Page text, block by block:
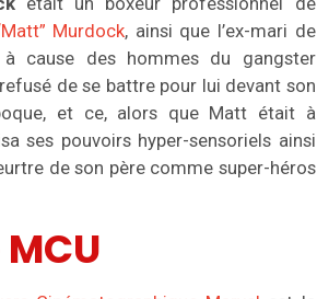
Murdock, ainsi que l’ex-mari de
cause des hommes du gangster
de se battre pour lui devant son
et ce, alors que Matt était à
ses pouvoirs hyper-sensoriels ainsi
de son père comme super-héros